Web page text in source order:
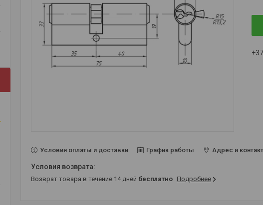
Условия оплаты и доставки График работы Адрес и
возврат товара в течение 14 дней бесплатно Подробнее